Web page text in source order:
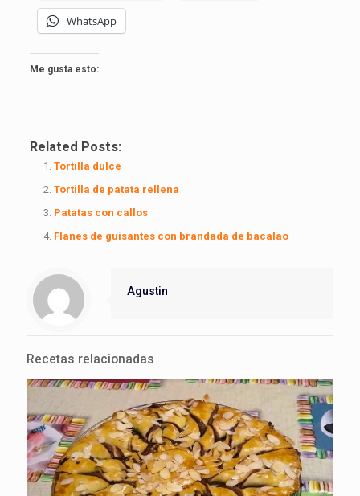
WhatsApp
Me gusta esto:
Related Posts:
Tortilla dulce
Tortilla de patata rellena
Patatas con callos
Flanes de guisantes con brandada de bacalao
Agustin
Recetas relacionadas